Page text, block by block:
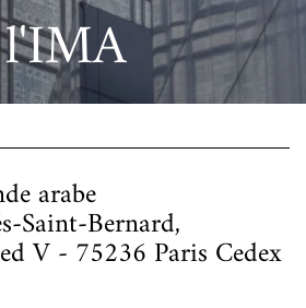
arabe
Saint-Bernard,
V - 75236 Paris Cedex